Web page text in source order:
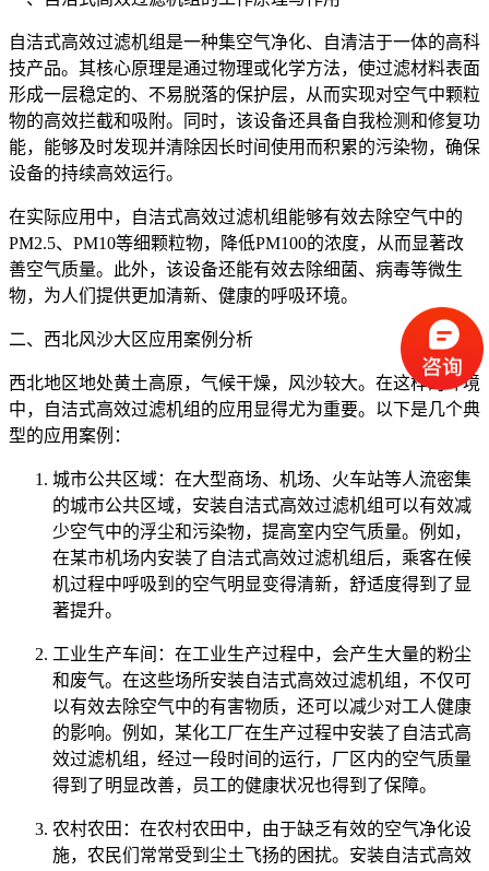
自洁式高效过滤机组是一种集空气净化、自清洁于一体的高科
技产品。其核心原理是通过物理或化学方法，使过滤材料表面
形成一层稳定的、不易脱落的保护层，从而实现对空气中颗粒
物的高效拦截和吸附。同时，该设备还具备自我检测和修复功
能，能够及时发现并清除因长时间使用而积累的污染物，确保
设备的持续高效运行。
在实际应用中，自洁式高效过滤机组能够有效去除空气中的
PM2.5、PM10等细颗粒物，降低PM100的浓度，从而显著改
善空气质量。此外，该设备还能有效去除细菌、病毒等微生
物，为人们提供更加清新、健康的呼吸环境。
二、西北风沙大区应用案例分析
西北地区地处黄土高原，气候干燥，风沙较大。在这样的环境
中，自洁式高效过滤机组的应用显得尤为重要。以下是几个典
型的应用案例：
城市公共区域：在大型商场、机场、火车站等人流密集
的城市公共区域，安装自洁式高效过滤机组可以有效减
少空气中的浮尘和污染物，提高室内空气质量。例如，
在某市机场内安装了自洁式高效过滤机组后，乘客在候
机过程中呼吸到的空气明显变得清新，舒适度得到了显
著提升。
工业生产车间：在工业生产过程中，会产生大量的粉尘
和废气。在这些场所安装自洁式高效过滤机组，不仅可
以有效去除空气中的有害物质，还可以减少对工人健康
的影响。例如，某化工厂在生产过程中安装了自洁式高
效过滤机组，经过一段时间的运行，厂区内的空气质量
得到了明显改善，员工的健康状况也得到了保障。
农村农田：在农村农田中，由于缺乏有效的空气净化设
施，农民们常常受到尘土飞扬的困扰。安装自洁式高效